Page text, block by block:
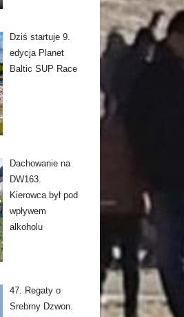
Dziś startuje 9.
edycja Planet
Baltic SUP Race
Dachowanie na
DW163.
Kierowca był pod
wpływem
alkoholu
47. Regaty o
Srebrny Dzwon.